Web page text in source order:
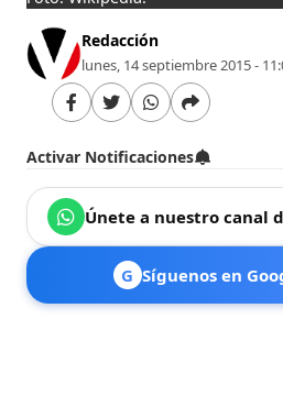
Redacción
lunes, 14 septiembre 2015 -
Activar Notificaciones
Únete a nuestro canal
G Síguenos en